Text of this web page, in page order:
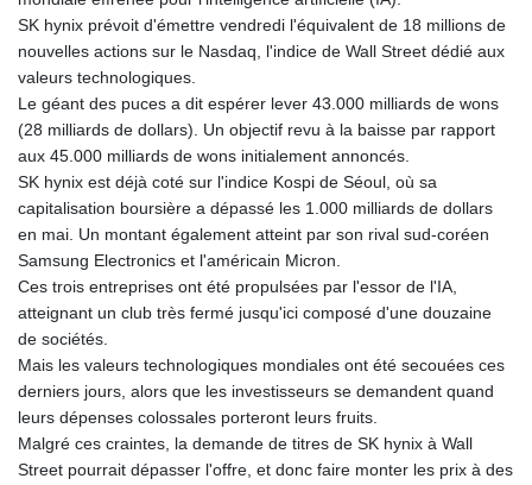
SK hynix prévoit d'émettre vendredi l'équivalent de 18 millions de
nouvelles actions sur le Nasdaq, l'indice de Wall Street dédié aux
valeurs technologiques.
Le géant des puces a dit espérer lever 43.000 milliards de wons
(28 milliards de dollars). Un objectif revu à la baisse par rapport
aux 45.000 milliards de wons initialement annoncés.
SK hynix est déjà coté sur l'indice Kospi de Séoul, où sa
capitalisation boursière a dépassé les 1.000 milliards de dollars
en mai. Un montant également atteint par son rival sud-coréen
Samsung Electronics et l'américain Micron.
Ces trois entreprises ont été propulsées par l'essor de l'IA,
atteignant un club très fermé jusqu'ici composé d'une douzaine
de sociétés.
Mais les valeurs technologiques mondiales ont été secouées ces
derniers jours, alors que les investisseurs se demandent quand
leurs dépenses colossales porteront leurs fruits.
Malgré ces craintes, la demande de titres de SK hynix à Wall
Street pourrait dépasser l'offre, et donc faire monter les prix à des